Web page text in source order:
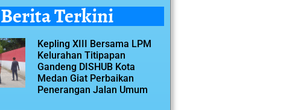
Berita Terkini
Kepling XIII Bersama LPM
Kelurahan Titipapan
Gandeng DISHUB Kota
Medan Giat Perbaikan
Penerangan Jalan Umum